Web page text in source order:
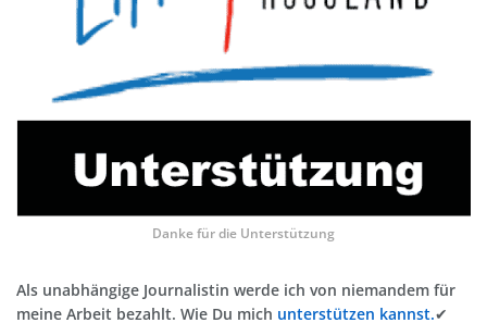
Danke für die Unterstützung
Als unabhängige Journalistin werde ich von niemandem für
meine Arbeit bezahlt. Wie Du mich unterstützen kannst.✔